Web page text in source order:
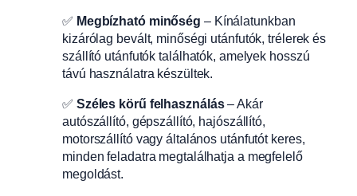
✅ Megbízható minőség – Kínálatunkban
kizárólag bevált, minőségi utánfutók, trélerek és
szállító utánfutók találhatók, amelyek hosszú
távú használatra készültek.
✅ Széles körű felhasználás– Akár
autószállító, gépszállító, hajószállító,
motorszállító vagy általános utánfutót keres,
minden feladatra megtalálhatja a megfelelő
megoldást.